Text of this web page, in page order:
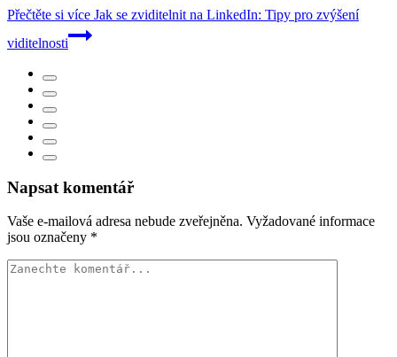
Přečtěte si více Jak se zviditelnit na LinkedIn: Tipy pro zvýšení
viditelnosti
Napsat komentář
Vaše e-mailová adresa nebude zveřejněna. Vyžadované informace
jsou označeny *